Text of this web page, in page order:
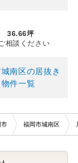
36.66坪
相談ください
南区の居抜き
物件一覧
福岡市城南区